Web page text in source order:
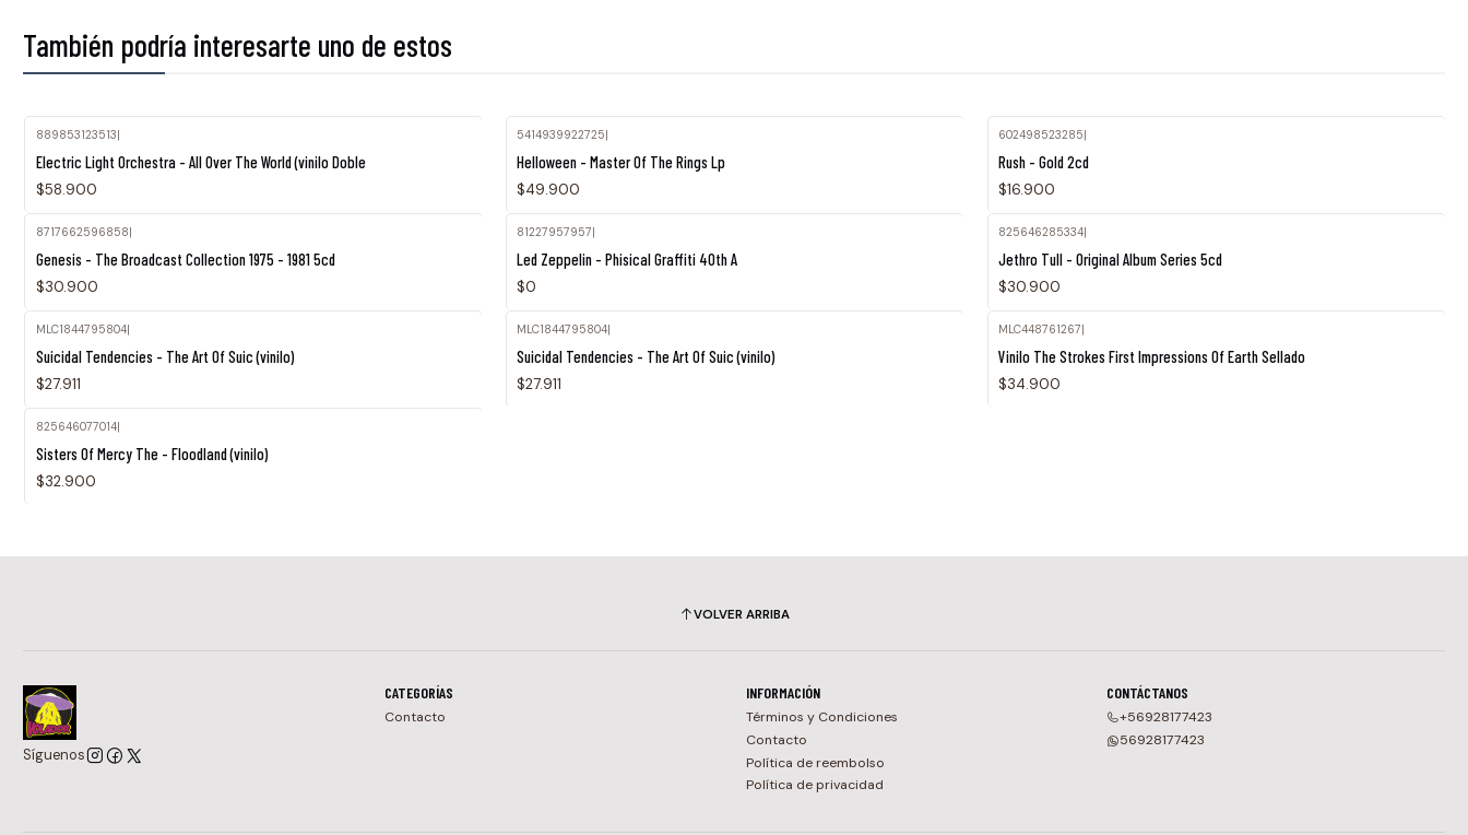
También podría interesarte uno de estos
889853123513|
Electric Light Orchestra - All Over The World (vinilo Doble
$58.900
5414939922725|
Helloween - Master Of The Rings Lp
$49.900
602498523285|
Rush - Gold 2cd
$16.900
8717662596858|
Genesis - The Broadcast Collection 1975 - 1981 5cd
$30.900
81227957957|
Led Zeppelin - Phisical Graffiti 40th A
$0
825646285334|
Jethro Tull - Original Album Series 5cd
$30.900
MLC1844795804|
Suicidal Tendencies - The Art Of Suic (vinilo)
$27.911
MLC1844795804
Suicidal Tendencies - The Art Of Suic (vinilo)
$27.911
MLC448761267
Vinilo The Strokes First Impressions Of Earth Sellado
$34.900
825646077014|
Sisters Of Mercy The - Floodland (vinilo)
$32.900
VOLVER ARRIBA
Síguenos
CATEGORÍAS
Contacto
INFORMACIÓN
Términos y Condiciones
Contacto
Política de reembolso
Política de privacidad
CONTÁCTANOS
+56928177423
56928177423